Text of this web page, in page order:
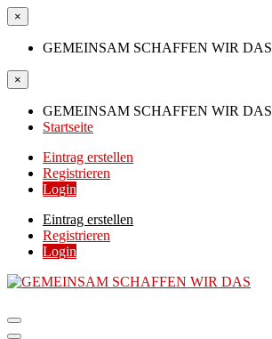
×
GEMEINSAM SCHAFFEN WIR DAS
×
GEMEINSAM SCHAFFEN WIR DAS
Startseite
Eintrag erstellen
Registrieren
Login
Eintrag erstellen
Registrieren
Login